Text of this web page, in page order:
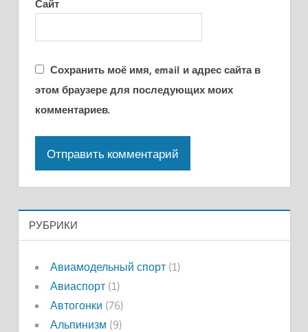
Сайт
Сохранить моё имя, email и адрес сайта в
этом браузере для последующих моих
комментариев.
РУБРИКИ
Авиамодельный спорт(1)
Авиаспорт(1)
Автогонки (76)
Альпинизм (9)